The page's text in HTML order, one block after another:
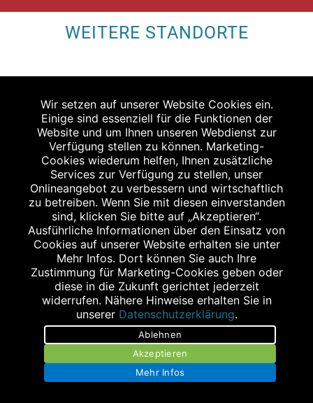
WEITERE STANDORTE
STAGGENBORG - APOTHEKE IM E-CENTER A23
Ramskamp 102
25337 Elmshorn
Tel.: 04121 5797172
Fax: 04121 5797173
elmshorn@staggenborg.com
STAGGENBORG - APOTHEKE AM KOPPELDAMM
Koppeldamm 27b
25335 Elmshorn
Tel.: 04121 5780253
Wir setzen auf unserer Website Cookies ein.
Einige sind essenziell für die Funktionen der
Website und um Ihnen unseren Webdienst zur
Verfügung stellen zu können. Marketing-
Cookies wiederum helfen, Ihnen zusätzliche
Services zur Verfügung zu stellen, unser
Onlineangebot zu verbessern und wirtschaftlich
zu betreiben. Wenn Sie mit diesen einverstanden
sind, klicken Sie bitte auf „Akzeptieren“.
Ausführliche Informationen über den Einsatz von
Cookies auf unserer Website erhalten sie unter
Mehr Infos. Dort können Sie auch Ihre
Zustimmung für Marketing-Cookies geben oder
diese in die Zukunft gerichtet jederzeit
widerrufen. Nähere Hinweise erhalten Sie in
unserer Datenschutzerklärung.
Ablehnen
Akzeptieren
Mehr Infos